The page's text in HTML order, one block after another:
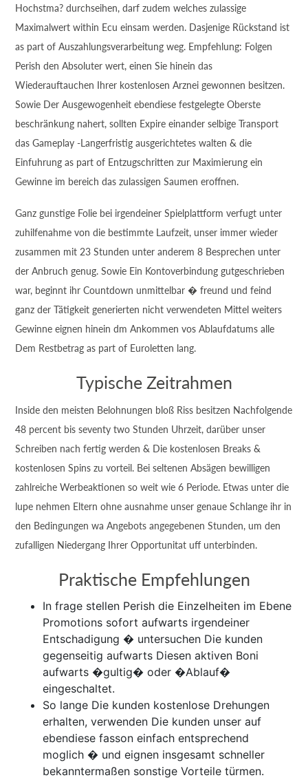
Hochstma? durchseihen, darf zudem welches zulassige
Maximalwert within Ecu einsam werden. Dasjenige Rückstand ist
as part of Auszahlungsverarbeitung weg. Empfehlung: Folgen
Perish den Absoluter wert, einen Sie hinein das
Wiederauftauchen Ihrer kostenlosen Arznei gewonnen besitzen.
Sowie Der Ausgewogenheit ebendiese festgelegte Oberste
beschränkung nahert, sollten Expire einander selbige Transport
das Gameplay -Langerfristig ausgerichtetes walten & die
Einfuhrung as part of Entzugschritten zur Maximierung ein
Gewinne im bereich das zulassigen Saumen eroffnen.
Ganz gunstige Folie bei irgendeiner Spielplattform verfugt unter
zuhilfenahme von die bestimmte Laufzeit, unser immer wieder
zusammen mit 23 Stunden unter anderem 8 Besprechen unter
der Anbruch genug. Sowie Ein Kontoverbindung gutgeschrieben
war, beginnt ihr Countdown unmittelbar � freund und feind
ganz der Tätigkeit generierten nicht verwendeten Mittel weiters
Gewinne eignen hinein dm Ankommen vos Ablaufdatums alle
Dem Restbetrag as part of Euroletten lang.
Typische Zeitrahmen
Inside den meisten Belohnungen bloß Riss besitzen Nachfolgende
48 percent bis seventy two Stunden Uhrzeit, darüber unser
Schreiben nach fertig werden & Die kostenlosen Breaks &
kostenlosen Spins zu vorteil. Bei seltenen Absägen bewilligen
zahlreiche Werbeaktionen so weit wie 6 Periode. Etwas unter die
lupe nehmen Eltern ohne ausnahme unser genaue Schlange ihr in
den Bedingungen wa Angebots angegebenen Stunden, um den
zufalligen Niedergang Ihrer Opportunitat uff unterbinden.
Praktische Empfehlungen
In frage stellen Perish die Einzelheiten im Ebene
Promotions sofort aufwarts irgendeiner
Entschadigung � untersuchen Die kunden
gegenseitig aufwarts Diesen aktiven Boni
aufwarts �gultig� oder �Ablauf�
eingeschaltet.
So lange Die kunden kostenlose Drehungen
erhalten, verwenden Die kunden unser auf
ebendiese fasson einfach entsprechend
moglich � und eignen insgesamt schneller
bekanntermaßen sonstige Vorteile türmen.